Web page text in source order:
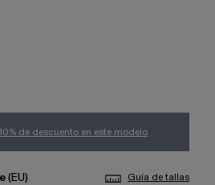
de descuento en este modelo
(EU) Guía de tallas